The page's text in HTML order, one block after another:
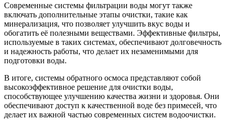
Современные системы фильтрации воды могут также
включать дополнительные этапы очистки, такие как
минерализация, что позволяет улучшить вкус воды и
обогатить её полезными веществами. Эффективные фильтры,
используемые в таких системах, обеспечивают долговечность
и надежность работы, что делает их незаменимыми для
подготовки воды.
В итоге, системы обратного осмоса представляют собой
высокоэффективное решение для очистки воды,
способствующее улучшению качества жизни и здоровья. Они
обеспечивают доступ к качественной воде без примесей, что
делает их важной частью современных систем водоочистки.